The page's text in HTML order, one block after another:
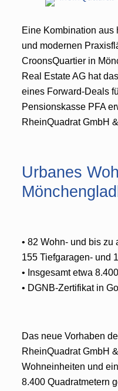
Eine Kombination aus
und modernen
CroonsQuartier in
Real Estate AG hat
eines Forward-Deals
Pensionskasse PFA
RheinQuadrat GmbH
Urbanes
• 82 Wohn- und bis
155 Tiefgaragen- und
• Insgesamt etwa
• DGNB-Zertifikat in
Das neue Vorhaben
RheinQuadrat GmbH
Wohneinheiten und
8.400 Quadratmetern